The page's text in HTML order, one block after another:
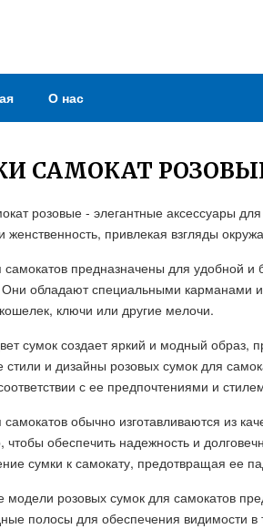
О нас
САМОКАТ
розовые - элегантные аксессуары
женственность, привлекая взгляды
предназначены для удобной
Они обладают специальными карманами
ключи или другие мелочи.
сумок создает яркий и модный
стили и дизайны розовых сумок для
с ее предпочтениями и
обычно изготавливаются из
чтобы обеспечить надежность и
сумки к самокату, предотвращая ее
модели розовых сумок для самокатов
полосы для обеспечения видимости